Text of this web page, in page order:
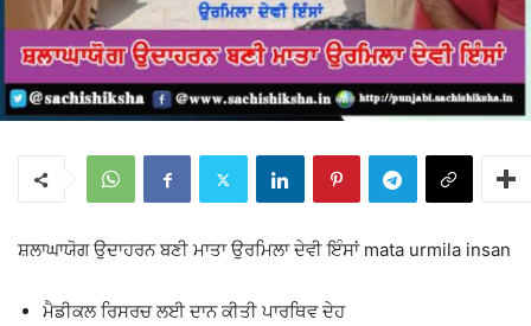
ਸ਼ਲਾਘਾਯੋਗ ਉਦਾਹਰਨ ਬਣੀ ਮਾਤਾ ਉਰਮਿਲਾ ਦੇਵੀ ਇੰਸਾਂ mata urmila insan
ਮੈਡੀਕਲ ਰਿਸਰਚ ਲਈ ਦਾਨ ਕੀਤੀ ਪਾਰਥਿਵ ਦੇਹ